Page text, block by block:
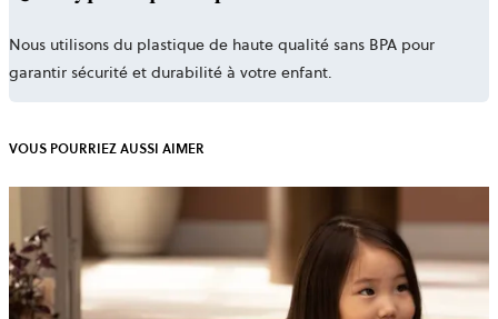
Nous utilisons du plastique de haute qualité sans BPA pour
garantir sécurité et durabilité à votre enfant.
VOUS POURRIEZ AUSSI AIMER